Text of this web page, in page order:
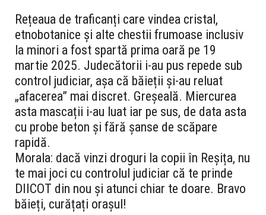
Rețeaua de traficanți care vindea cristal,
etnobotanice și alte chestii frumoase inclusiv
la minori a fost spartă prima oară pe 19
martie 2025. Judecătorii i-au pus repede sub
control judiciar, așa că băieții și-au reluat
„afacerea” mai discret. Greșeală. Miercurea
asta mascații i-au luat iar pe sus, de data asta
cu probe beton și fără șanse de scăpare
rapidă.
Morala: dacă vinzi droguri la copii în Reșița, nu
te mai joci cu controlul judiciar că te prinde
DIICOT din nou și atunci chiar te doare. Bravo
băieți, curățați orașul!